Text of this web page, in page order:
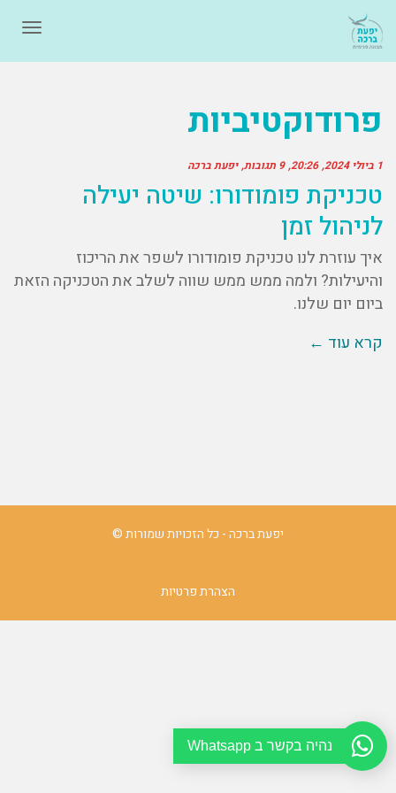
פרודוקטיביות
1 ביולי 2024 20:26 9 תגובות יפעת ברכה
טכניקת פומודורו: שיטה יעילה
לניהול זמן
איך עוזרת לנו טכניקת פומודורו לשפר את הריכוז
והיעילות? ולמה ממש ממש שווה לשלב את הטכניקה הזאת
ביום יום שלנו.
קרא עוד ←
יפעת ברכה - כל הזכויות שמורות ©
הצהרת פרטיות
נהיה בקשר ב Whatsapp